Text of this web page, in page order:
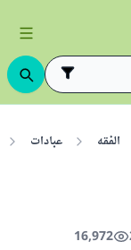
الفقه عبادات
16,972